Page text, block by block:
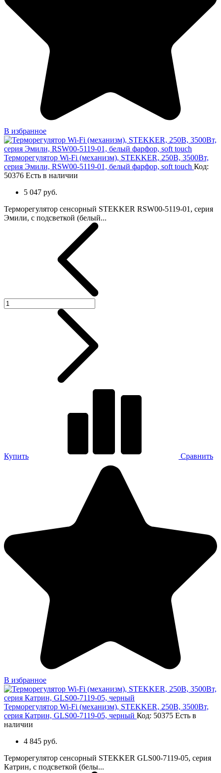
В избранное
Терморегулятор Wi-Fi (механизм), STEKKER, 250В, 3500Вт,
серия Эмили, RSW00-5119-01, белый фарфор, soft touch Код:
50376 Есть в наличии
5 047 руб.
Терморегулятор сенсорный STEKKER RSW00-5119-01, серия
Эмили, с подсветкой (белый...
Купить Сравнить
В избранное
Терморегулятор Wi-Fi (механизм), STEKKER, 250В, 3500Вт,
серия Катрин, GLS00-7119-05, черный Код: 50375 Есть в
наличии
4 845 руб.
Терморегулятор сенсорный STEKKER GLS00-7119-05, серия
Катрин, с подсветкой (белы...